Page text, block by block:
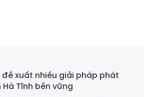
đề xuất nhiều giải pháp phát
Tĩnh bền vững